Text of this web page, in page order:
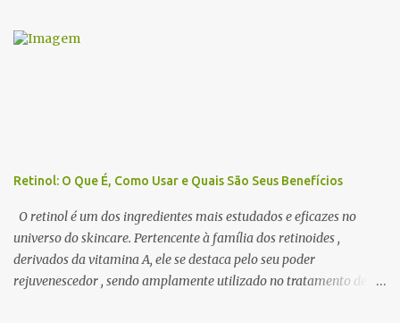
aromatização, na dispersão das moléculas dos óleos e até na
permitem que os óleos essenciais sejam dispersos no ar,
promovendo efeitos terapêuticos, relaxamento, concentração e até
purificação do ambiente . 🔹 Principais benefícios do uso de
difusores: ✔ Melhora a qualidade do ar → Alguns óleos essenciais
possu...
Retinol: O Que É, Como Usar e Quais São Seus Benefícios
O retinol é um dos ingredientes mais estudados e eficazes no
universo do skincare. Pertencente à família dos retinoides ,
derivados da vitamina A, ele se destaca pelo seu poder
rejuvenescedor , sendo amplamente utilizado no tratamento de